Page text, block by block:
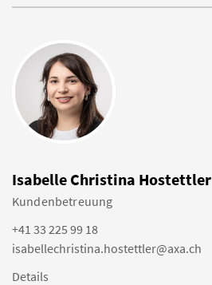
Isabelle Christina Hostettler
Kundenbetreuung
+41 33 225 99 18
isabellechristina.hostettler@axa.ch
Details